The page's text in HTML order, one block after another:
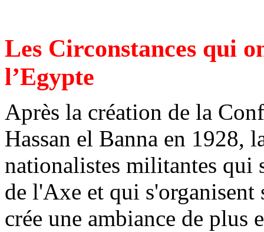
Les Circonstances qui
l’Egypte
Après la création de la
Hassan el Banna en 1928,
nationalistes militantes qui
de l'Axe et qui
crée une ambiance de plus